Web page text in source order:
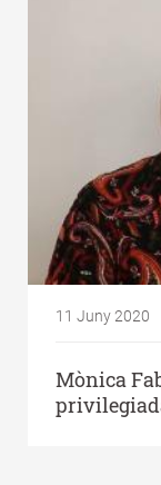
11 Juny 2020
Mònica